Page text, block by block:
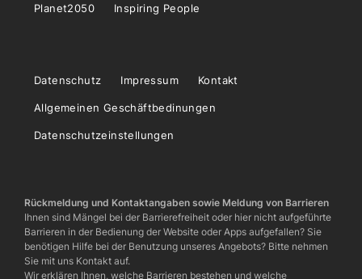
Planet2050 Inspiring People
Datenschutz Impressum Kontakt
Allgemeinen Geschäftbedinungen
Datenschutzeinstellungen
Rückmeldung und Kontaktangaben sowie Meldung von Barrieren
Ihnen sind Mängel bei der Barrierefreiheit oder hier nicht aufgeführte
Barrieren in der Bedienung der Website oder Apps aufgefallen? Sie
benötigen Hilfe bei der Benutzung unseres Angebots? Bitte nehmen
Sie mit uns Kontakt auf.
Wir erklären Ihnen, welche Barrieren bestehen und welche